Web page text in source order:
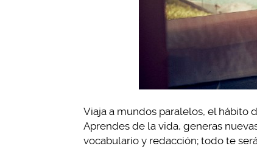
Viaja a mundos paralelos, el hábito
Aprendes de la vida, generas
vocabulario y redacción; todo te